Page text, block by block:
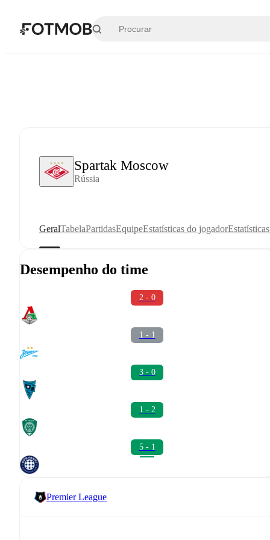
Spartak Moscow
Rússia
GeralTabelaPartidasEquipeEstatísticas do jogador
Desempenho do time
2 - 0
1 - 1
3 - 0
1 - 2
5 - 1
Premier League